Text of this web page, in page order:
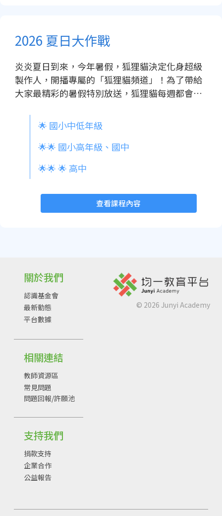
2026 夏日大作戰
炎炎夏日到來，今年暑假，狐狸貓決定化身超級
製作人，開播專屬的「狐狸貓頻道」！為了帶給
大家最精彩的暑假特別放送，狐狸貓每週都會換
直播主、勇闖大自然的叢林探險家，到穿著漢服
的優雅說書人，甚至是進入高科技無塵室的晶片
工程師！ 這個暑假，趕快鎖定「狐狸貓頻道」，
吧！只要完成每週的指定任務，就能蒐集到該週
醒】 🔸 自由挑戰星等： 徽章依難度對應不同星
等的指定影片清單。只要在同一週內完成「任一
間注意： 暑假任務將於 7/1 (三) 正式開播！加入
班級後，任務清單會在當天解鎖出現，請留意要
在 7/1 之後開始作答，才符合徽章任務的規則
唷！
🌟 國小中低年級
🌟🌟 國小高年級、國中
🌟🌟 🌟 高中
查看課程內容
關於我們
認識基金會
最新動態
平台數據
相關連結
教師資源區
常見問題
問題回報/許願池
支持我們
捐款支持
企業合作
公益報告
© 2026 Junyi Academy